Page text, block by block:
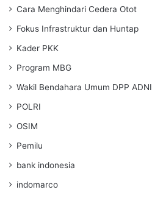
Cara Menghindari Cedera Otot
Fokus Infrastruktur dan Huntap
Kader PKK
Program MBG
Wakil Bendahara Umum DPP ADNI
POLRI
OSIM
Pemilu
bank indonesia
indomarco